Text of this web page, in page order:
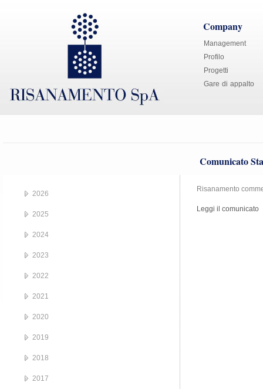
Company
Management
Profilo
Progetti
Gare di appalto
Comunicato
Risanamento
Leggi il comunicato
2026
2025
2024
2023
2022
2021
2020
2019
2018
2017